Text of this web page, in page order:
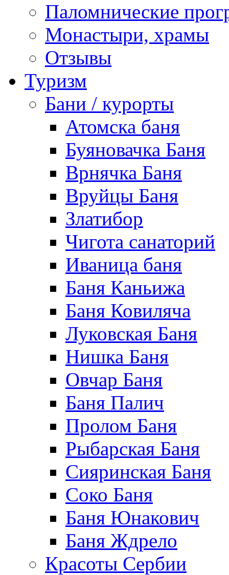
Паломнические
Монастыри, храмы
Отзывы
Туризм
Бани / курорты
Атомска баня
Буяновачка Баня
Врнячка Баня
Вруйцы Баня
Златибор
Чигота санаторий
Иваница баня
Баня Каньижа
Баня Ковиляча
Луковская Баня
Нишка Баня
Овчар Баня
Баня Палич
Пролом Баня
Рыбарская Баня
Сияринская Баня
Соко Баня
Баня Юнакович
Баня Ждрело
Красоты Сербии